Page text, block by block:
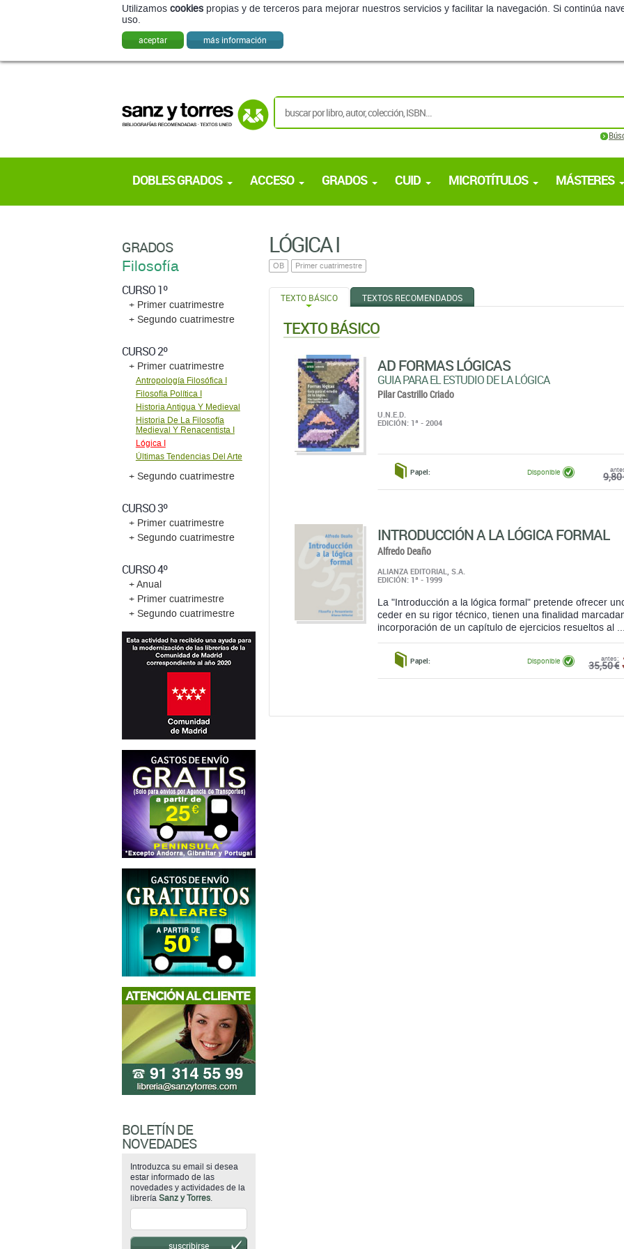
Utilizamos cookies propias y de terceros para mejorar nuestros servicios y facilitar la navegación. Si continúa
uso.
aceptar más información
DOBLES GRADOS ACCESO GRADOS CUID MICROTÍTULOS MÁSTERES
LÓGICA I
OB Primer cuatrimestre
TEXTO BÁSICO TEXTOS RECOMENDADOS
TEXTO BÁSICO
AD FORMAS LÓGICAS
GUIA PARA EL ESTUDIO DE LA LÓGICA
Pilar Castrillo Criado
U.N.E.D.
EDICIÓN: 1ª - 2004
Papel: 9,80
Disponible
INTRODUCCIÓN A LA LÓGICA FORMAL
Alfredo Deaño
ALIANZA EDITORIAL, S.A.
EDICIÓN: 1ª - 1999
La "Introducción a la lógica formal" pretende ofrecer
ceder en su rigor técnico, tienen una finalidad
incorporación de un capítulo de ejercicios resueltos al ...
Papel: antes:
35,50 €
Disponible
GRADOS
Filosofía
CURSO 1º
+ Primer cuatrimestre
+ Segundo cuatrimestre
CURSO 2º
+ Primer cuatrimestre
Antropología Filosófica I
Filosofía Política I
Historia Antigua Y Medieval
Historia De La Filosofía
Medieval Y Renacentista I
Lógica I
Últimas Tendencias Del Arte
+ Segundo cuatrimestre
CURSO 3º
+ Primer cuatrimestre
+ Segundo cuatrimestre
CURSO 4º
+ Anual
+ Primer cuatrimestre
+ Segundo cuatrimestre
BOLETÍN DE
NOVEDADES
Introduzca su email si desea
estar informado de las
novedades y actividades de la
librería Sanz y Torres.
suscribirse